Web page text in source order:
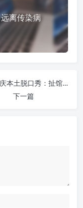
远离传染病
观看重庆本土脱口秀：扯馆儿
下一篇